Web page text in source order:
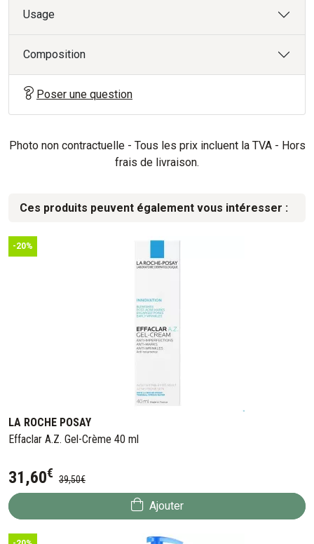
Usage
Composition
Poser une question
Photo non contractuelle - Tous les prix incluent la TVA - Hors
frais de livraison.
Ces produits peuvent également vous intéresser :
-20%
LA ROCHE POSAY
Effaclar A.Z. Gel-Crème 40 ml
31,60€ 39,50€
Ajouter